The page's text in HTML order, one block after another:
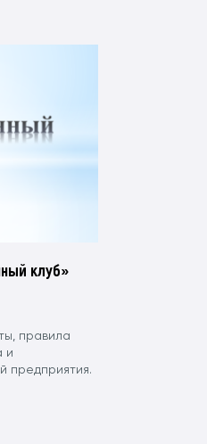
клуб»
правила
и
предприятия.